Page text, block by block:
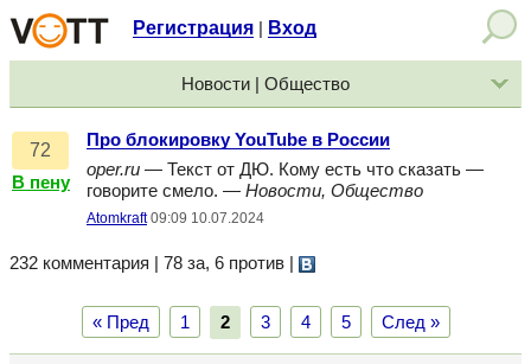
Регистрация Вход
Новости | Общество
72
В пену
Про блокировку YouTube в России
oper.ru — Текст от ДЮ. Кому есть что сказать —
говорите смело. — Новости, Общество
Atomkraft 09:09 10.07.2024
232 комментария | 78 за, 6 против
« Пред 1 2 3 4 5 След »